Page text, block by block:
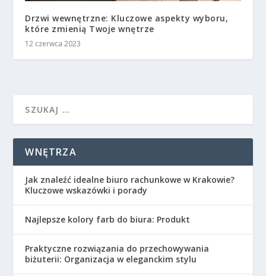
Drzwi wewnętrzne: Kluczowe aspekty wyboru,
które zmienią Twoje wnętrze
12 czerwca 2023
WNĘTRZA
Jak znaleźć idealne biuro rachunkowe w Krakowie?
Kluczowe wskazówki i porady
Najlepsze kolory farb do biura: Produkt
Praktyczne rozwiązania do przechowywania
biżuterii: Organizacja w eleganckim stylu